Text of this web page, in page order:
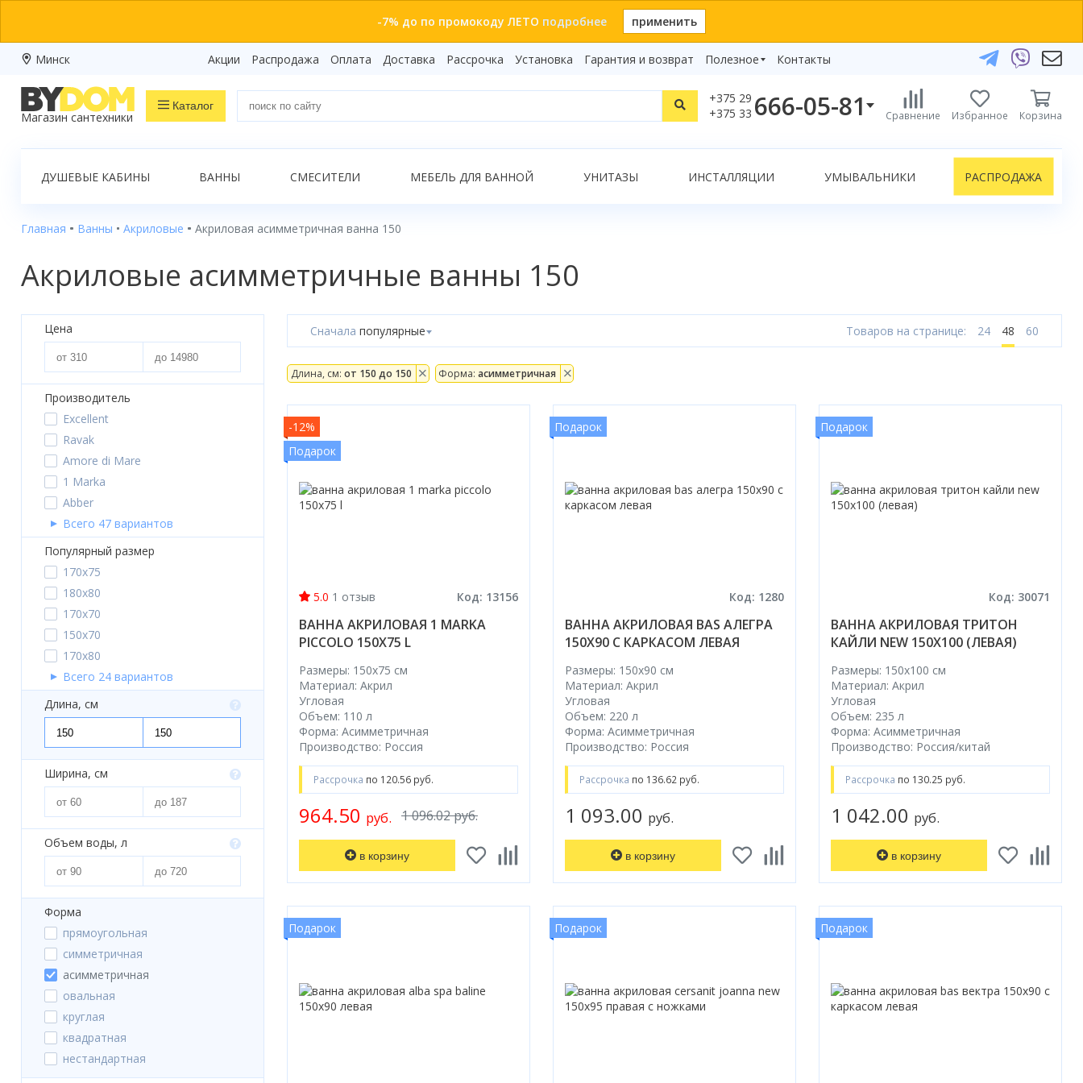
-7% до по промокоду ЛЕТО подробнее применить
Минск Акции Распродажа Оплата Доставка Рассрочка Установка Гарантия и возврат
Полезное
Видеообзоры
Бренды
Контакты
Магазин сантехники
Каталог
+375 29
+375 33 666-05-81
+375 29 666-05-81
+375 17 243-24-29
Сравнение Избранное Корзина
Показать все результаты
Распродажа
Ванны
Душевые уголки
Душевые поддоны
Душевые шторки
Мебель для ванной
Душевые стойки, лейки,
комплектующие
Унитазы
Инсталляции
Умывальники
Биде
Писсуары
Вентиляция
Бойлеры
Полотенцесушители
Кухонные мойки
Трапы
Радиаторы отопления
Котлы отопления
Аксессуары для ванной
Сифоны и донные клапаны
Люки
Дом и сад
Готовые кухни
ДУШЕВЫЕ КАБИНЫ ВАННЫ СМЕСИТЕЛИ МЕБЕЛЬ ДЛЯ ВАННОЙ УНИТАЗЫ ИНСТАЛЛЯЦИИ УМЫВАЛЬНИКИ РАСПРОДАЖА
Главная Ванны Акриловые Акриловая асимметричная ванна 150
Акриловые асимметричные ванны 150
Цена
Производитель
Excellent
Ravak
Amore di Mare
1 Marka
Abber
Всего 47 вариантов
Популярный размер
170x75
180x80
170x70
150x70
170x80
Всего 24 вариантов
Длина, см
Ширина, см
Объем воды, л
Форма
прямоугольная
симметричная
асимметричная
овальная
круглая
квадратная
нестандартная
Сначала популярные Товаров на странице: 24 48 60
Длина, см: от 150 до 150 Форма: асимметричная
-12%
Подарок
5.0 1 отзыв Код: 13156
ВАННА АКРИЛОВАЯ 1 MARKA
PICCOLO 150Х75 L
Размеры: 150x75 cм
Материал: Акрил
Угловая
Объем: 110 л
Форма: Асимметричная
Производство: Россия
Рассрочка по 120.56 руб.
1 096.02 руб.
964.50 руб.
в корзину
Подарок
Код: 1280
ВАННА АКРИЛОВАЯ BAS АЛЕГРА
150X90 С КАРКАСОМ ЛЕВАЯ
Размеры: 150x90 cм
Материал: Акрил
Угловая
Объем: 220 л
Форма: Асимметричная
Производство: Россия
Рассрочка по 136.62 руб.
1 093.00 руб.
в корзину
Подарок
Код: 30071
ВАННА АКРИЛОВАЯ ТРИТОН
КАЙЛИ NEW 150X100 (ЛЕВАЯ)
Размеры: 150x100 cм
Материал: Акрил
Угловая
Объем: 235 л
Форма: Асимметричная
Производство: Россия/китай
Рассрочка по 130.25 руб.
1 042.00 руб.
в корзину
Подарок Подарок Подарок